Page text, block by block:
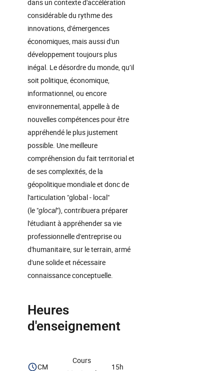
dans un contexte d'accélération
considérable du rythme des
innovations, d'émergences
économiques, mais aussi d'un
développement toujours plus
inégal. Le désordre du monde, qu’il
soit politique, économique,
informationnel, ou encore
environnemental, appelle à de
nouvelles compétences pour être
appréhendé le plus justement
possible. Une meilleure
compréhension du fait territorial et
de ses complexités, de la
géopolitique mondiale et donc de
l'articulation "global - local"
(le "glocal"), contribuera préparer
l'étudiant à appréhender sa vie
professionnelle d'entreprise ou
d'humanitaire, sur le terrain, armé
d'une solide et nécessaire
connaissance conceptuelle.
Heures
d'enseignement
CM
Cours
15h